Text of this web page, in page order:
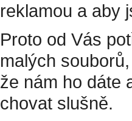
reklamou a aby
Proto od Vás
malých
že nám ho dáte
chovat slušně.